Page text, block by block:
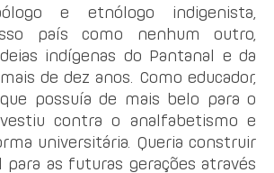
e etnólogo indigenista,
país como nenhum outro,
indígenas do Pantanal e da
de dez anos. Como educador,
possuía de mais belo para o
contra o analfabetismo e
universitária. Queria construir
para as futuras gerações através